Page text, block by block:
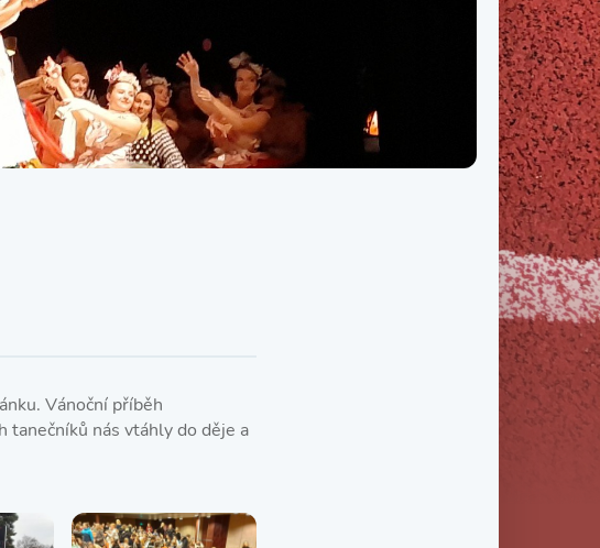
Třída VI. A
Třída VII. A Třída VII. B
Třída VIII. A Třída VIII. B Třída VIII. C
Třída IX. A Třída IX. B Třída IX. C
Vánoční příběh
tanečníků nás vtáhly do děje a